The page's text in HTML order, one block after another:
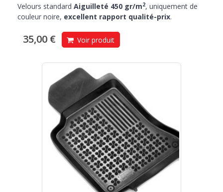
Velours standard Aiguilleté 450 gr/m2, uniquement de
couleur noire, excellent rapport qualité-prix.
35,00 € Voir produit